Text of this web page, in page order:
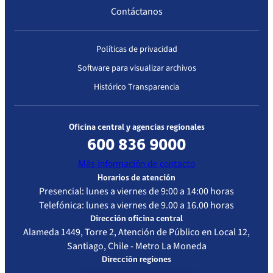
Contáctanos
Políticas de privacidad
Software para visualizar archivos
Histórico Transparencia
Oficina central y agencias regionales
600 836 9000
Más información de contacto
Horarios de atención
Presencial: lunes a viernes de 9:00 a 14:00 horas
Telefónica: lunes a viernes de 9.00 a 16.00 horas
Dirección oficina central
Alameda 1449, Torre 2, Atención de Público en Local 12,
Santiago, Chile - Metro La Moneda
Dirección regiones